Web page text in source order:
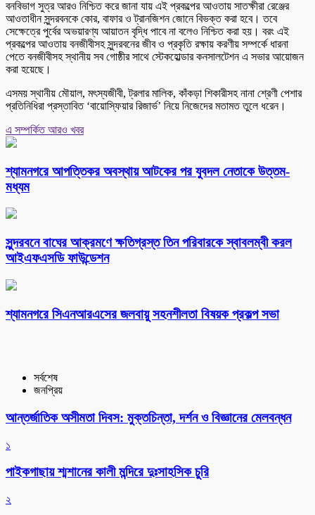
বনবিভাগ সুত্র আরও নিশ্চিত করে জানা যায় এই প্রকল্পের আওতায় সাতক্ষীরা রেঞ্জের
আওতাধীন সুন্দরবনকে কোর, বাফার ও ট্রানজিশন জোনে বিভক্ত করা হবে। তবে
সেক্ষেত্রে পুর্বের অভয়ারণ্য আয়াতন বৃদ্ধি পাবে না বলেও নিশ্চিত করা হয়। বরং এই
প্রকল্পের আওতায় বনজীবীসহ সুন্দরবনের জীব ও প্রকৃতি রক্ষায় করণীয় সম্পর্কে ধারনা
পেতে বনজীবীসহ স্থানীয় সব গোষ্ঠীর সাথে স্টেকহোল্ডার কনসালটেশন এ সভার আয়োজন
করা হয়েছে।
এসময় স্থানীয় মৌয়াল, মৎস্যজীবী, ট্রলার মালিক, কাঁকড়া শিকারীসহ নানা শ্রেণী পেশার
প্রতিনিধিরা প্রস্তাবিত ‘বায়োস্ফিয়ার রিজার্ভ’ নিয়ে নিজেদের মতামত তুলে ধরেন।
এ সম্পর্কিত আরও খবর
শ্যামনগরে আপত্তিকর অবস্থায় আটকের পর যুবদল নেতাকে উত্তম-
মধ্যম
সুন্দরবনে বাঘের আক্রমণে ক্ষতিগ্রস্ত তিন পরিবারকে স্বাবলম্বী করল
আইএফএসডি ফাউন্ডেশন
শ্যামনগরে সিএনআরএসের জলবায়ু সহনশীলতা বিষয়ক প্রকল্প সভা
সর্বশেষ
জনপ্রিয়
আন্তর্জাতিক অসীমতা দিবস: মুক্তচিন্তা, দর্শন ও বিজ্ঞানের মেলবন্ধন
১
পাইকগাছায় শ্মশানের কালী মন্দিরে দুঃসাহসিক চুরি
২